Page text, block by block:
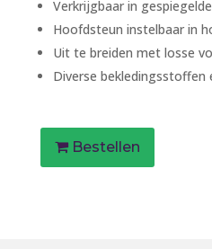
Verkrijgbaar in
Hoofdsteun instelbaar in
Uit te breiden met losse
Diverse bekledingsstoffen
Bestellen